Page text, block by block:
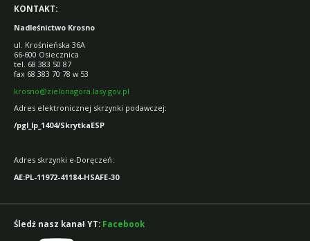
KONTAKT:
Nadleśnictwo Krosno
ul. Krośnieńska 36A
66-600 Osiecznica
tel. 68 383 50 87
fax 68 383 70 78 w 53
krosno@zielonagora.lasy.gov.pl
Adres elektronicznej skrzynki podawczej:
/pgl_lp_1404/SkrytkaESP
Adres skrzynki e-Doręczeń:
AE:PL-11972-41184-HSAFE-30
Śledź nasz kanał YT: Facebook